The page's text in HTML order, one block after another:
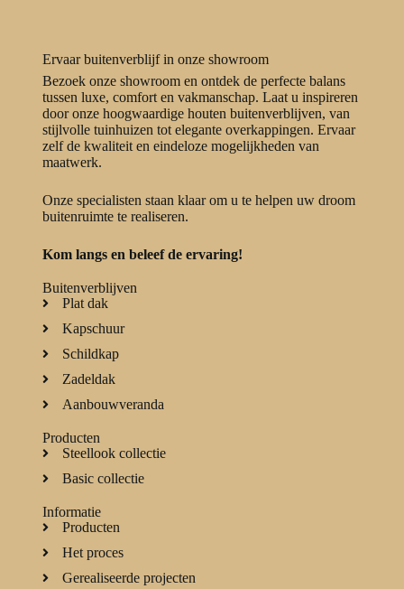
Ervaar buitenverblijf in onze showroom
Bezoek onze showroom en ontdek de perfecte balans
tussen luxe, comfort en vakmanschap. Laat u inspireren
door onze hoogwaardige houten buitenverblijven, van
stijlvolle tuinhuizen tot elegante overkappingen. Ervaar
zelf de kwaliteit en eindeloze mogelijkheden van
maatwerk.
Onze specialisten staan klaar om u te helpen uw droom
buitenruimte te realiseren.
Kom langs en beleef de ervaring!
Buitenverblijven
Plat dak
Kapschuur
Schildkap
Zadeldak
Aanbouwveranda
Producten
Steellook collectie
Basic collectie
Informatie
Producten
Het proces
Gerealiseerde projecten